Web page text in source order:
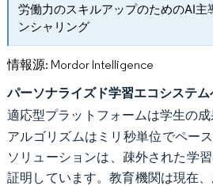
労働力のスキルアップのためのAI主
ンシャリング
情報源: Mordor Intelligence
パーソナライズド学習エコシステ
適応型プラットフォームは学生の
アルゴリズムはミリ秒単位でペー
ソリューションは、疎外された学
証明しています。教育機関は現在